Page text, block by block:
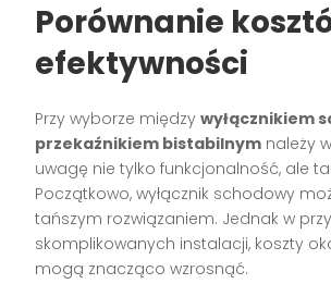
Porównanie
efektywności
Przy wyborze międzywyłącznikiem
przekaźnikiem bistabilnym należy
uwagę nie tylko funkcjonalność, ale
Początkowo, wyłącznik schodowy
tańszym rozwiązaniem. Jednak w
skomplikowanych instalacji, koszty
mogą znacząco wzrosnąć.